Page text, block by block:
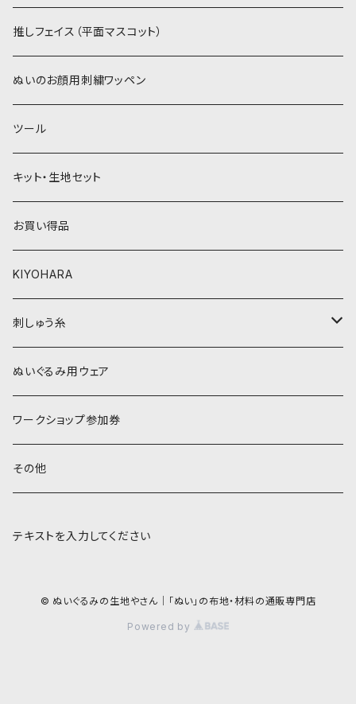
パウダーボア（4mm）
ウィッグボア（8cm）
黄色・クリーム系
ベージュ・ブラウン系
黄色・クリーム系
ベージュ・ブラウン系
リボン
推しフェイス（平面マスコット）
ぬいのお顔用刺繍ワッペン
ツール
キット・生地セット
お買い得品
KIYOHARA
刺しゅう糸
COSMO 25番刺しゅう糸
ぬいぐるみ用ウェア
ワークショップ参加券
その他
テキストを入力してください
© ぬいぐるみの生地やさん｜「ぬい」の布地・材料の通販専門店
Powered by